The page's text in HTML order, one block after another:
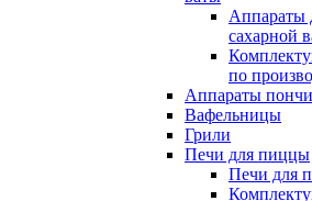
Аппараты
сахарной
по
Аппараты
Вафельницы
Грили
Печи для пиццы
Печи для